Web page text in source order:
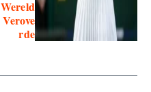
Wereld
Verove
rde